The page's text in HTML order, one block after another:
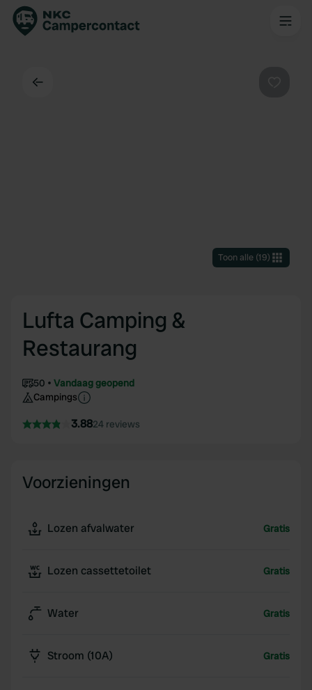
Toon alle(19)
Lufta Camping &
Restaurang
50
Vandaag geopend
Campings
3.8824 reviews
Voorzieningen
Lozen afvalwater Gratis
Lozen cassettetoilet Gratis
Water Gratis
Stroom (10A) Gratis